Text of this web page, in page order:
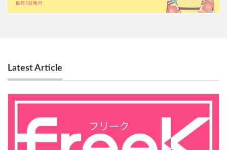
Latest Article